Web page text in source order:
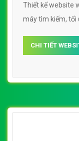
Thiết kế website
máy tìm kiếm, tối
hộ hàng nhật
CHI TIẾT